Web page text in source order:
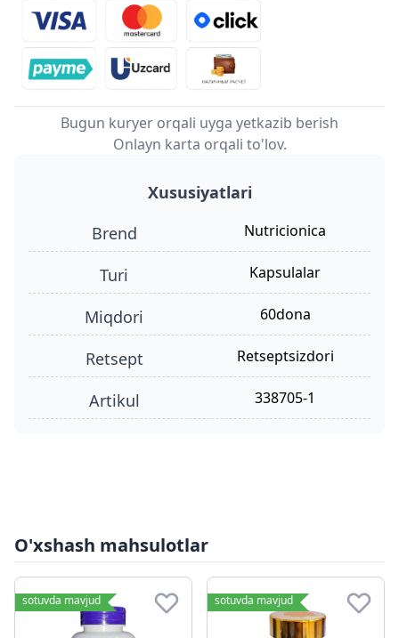
Bugun kuryer orqali uyga yetkazib berish
Onlayn karta orqali to'lov.
Xususiyatlari
Brend
Nutricionica
turi kapsulalar
miqdori 60dona
retsept retseptsizdori
Artikul 338705-1
O'xshash mahsulotlar
sotuvda mavjud sotuvda mavjud